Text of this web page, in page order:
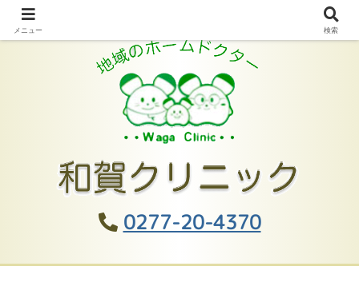
0277-20-4370
メニュー 検索